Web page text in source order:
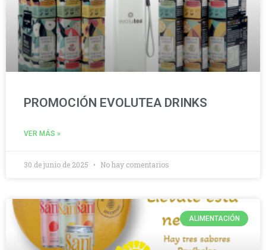
PROMOCIÓN EVOLUTEA DRINKS
VER MÁS »
30 de junio de 2025 No hay comentarios
ALIMENTACIÓN